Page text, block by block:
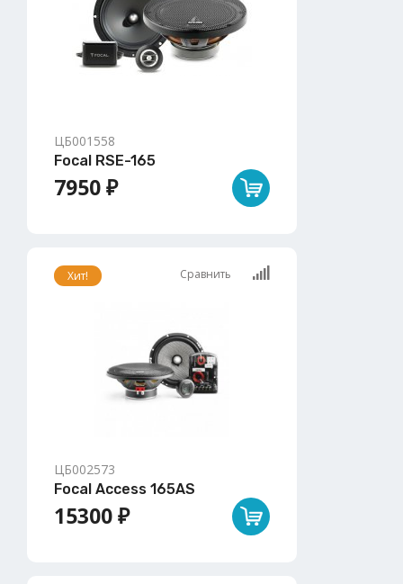
ЦБ001558
Focal RSE-165
7950 ₽
Хит! Сравнить
ЦБ002573
Focal Access 165AS
15300 ₽